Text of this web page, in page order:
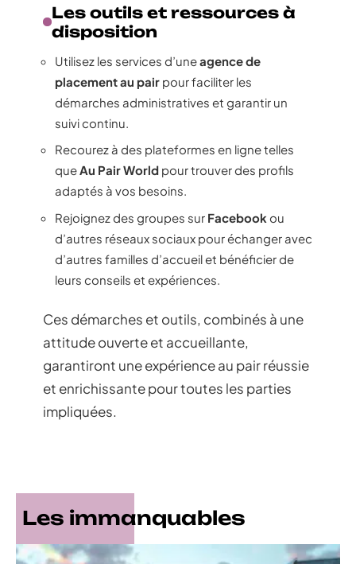
Les outils et ressources à
disposition
Utilisez les services d’uneagence de
placement au pair pour faciliter les
démarches administratives et garantir un
suivi continu.
Recourez à des plateformes en ligne telles
queAu Pair World pour trouver des profils
adaptés à vos besoins.
Rejoignez des groupes sur Facebook ou
d’autres réseaux sociaux pour échanger avec
d’autres familles d’accueil et bénéficier de
leurs conseils et expériences.
Ces démarches et outils, combinés à une
attitude ouverte et accueillante,
garantiront une expérience au pair réussie
et enrichissante pour toutes les parties
impliquées.
Les immanquables